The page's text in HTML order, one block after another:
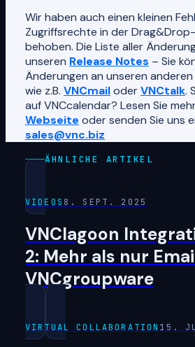
Wir haben auch einen kleinen
Zugriffsrechte in der
behoben. Die Liste aller
unseren Release Notes – Sie
Änderungen an unseren
wie z.B. VNCmailoderVNCtalk.
auf VNCcalendar? Lesen Sie
Webseite oder senden Sie uns
sales@vnc.biz
ÄHNLICHE ARTIKEL
VIDEOS 8. SEPT. 2025
VNClagoon
2: Mehr als nur
VNCgroupware
VIRTUAL COLLABORATION 15.